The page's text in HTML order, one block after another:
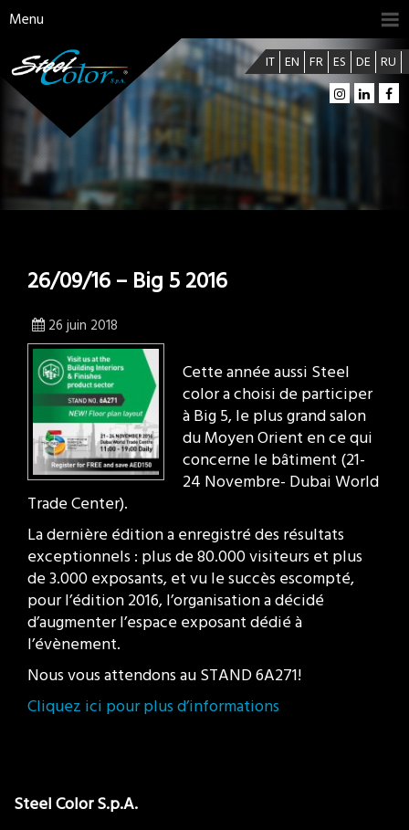
Menu
IT EN FR ES DE RU
26/09/16 – Big 5 2016
26 juin 2018
Cette année aussi Steel
color a choisi de participer
à Big 5, le plus grand salon
du Moyen Orient en ce qui
concerne le bâtiment (21-
24 Novembre- Dubai World
Trade Center).
La dernière édition a enregistré des résultats
exceptionnels : plus de 80.000 visiteurs et plus
de 3.000 exposants, et vu le succès escompté,
pour l’édition 2016, l’organisation a décidé
d’augmenter l’espace exposant dédié à
l’évènement.
Nous vous attendons au STAND 6A271!
Cliquez ici pour plus d’informations
Steel Color S.p.A.